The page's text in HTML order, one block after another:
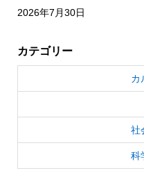
2026年7月30日
カテゴリー
カ
社
科